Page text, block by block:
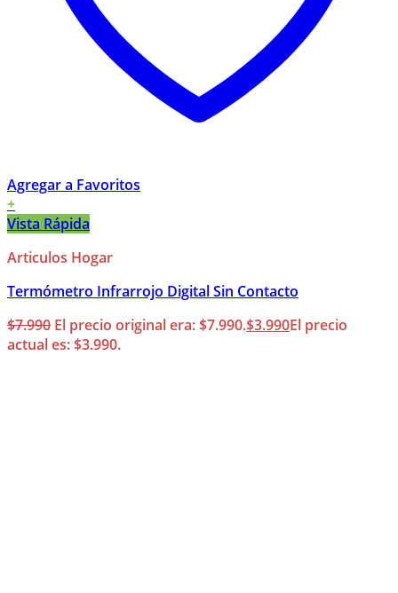
Agregar a Favoritos
+
Vista Rápida
Articulos Hogar
Termómetro Infrarrojo Digital Sin Contacto
$7.990 El precio original era: $7.990.$3.990El precio
actual es: $3.990.